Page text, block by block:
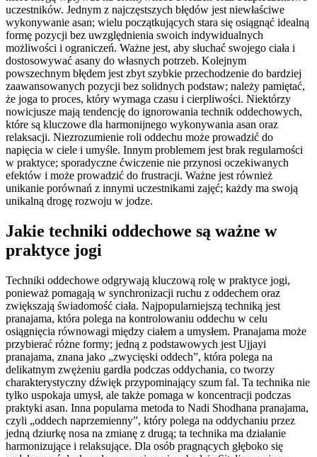
uczestników. Jednym z najczęstszych błędów jest niewłaściwe
wykonywanie asan; wielu początkujących stara się osiągnąć idealną
formę pozycji bez uwzględnienia swoich indywidualnych
możliwości i ograniczeń. Ważne jest, aby słuchać swojego ciała i
dostosowywać asany do własnych potrzeb. Kolejnym
powszechnym błędem jest zbyt szybkie przechodzenie do bardziej
zaawansowanych pozycji bez solidnych podstaw; należy pamiętać,
że joga to proces, który wymaga czasu i cierpliwości. Niektórzy
nowicjusze mają tendencję do ignorowania technik oddechowych,
które są kluczowe dla harmonijnego wykonywania asan oraz
relaksacji. Niezrozumienie roli oddechu może prowadzić do
napięcia w ciele i umyśle. Innym problemem jest brak regularności
w praktyce; sporadyczne ćwiczenie nie przynosi oczekiwanych
efektów i może prowadzić do frustracji. Ważne jest również
unikanie porównań z innymi uczestnikami zajęć; każdy ma swoją
unikalną drogę rozwoju w jodze.
Jakie techniki oddechowe są ważne w
praktyce jogi
Techniki oddechowe odgrywają kluczową rolę w praktyce jogi,
ponieważ pomagają w synchronizacji ruchu z oddechem oraz
zwiększają świadomość ciała. Najpopularniejszą techniką jest
pranajama, która polega na kontrolowaniu oddechu w celu
osiągnięcia równowagi między ciałem a umysłem. Pranajama może
przybierać różne formy; jedną z podstawowych jest Ujjayi
pranajama, znana jako „zwycięski oddech”, która polega na
delikatnym zwężeniu gardła podczas oddychania, co tworzy
charakterystyczny dźwięk przypominający szum fal. Ta technika nie
tylko uspokaja umysł, ale także pomaga w koncentracji podczas
praktyki asan. Inna popularna metoda to Nadi Shodhana pranajama,
czyli „oddech naprzemienny”, który polega na oddychaniu przez
jedną dziurkę nosa na zmianę z drugą; ta technika ma działanie
harmonizujące i relaksujące. Dla osób pragnących głęboko się